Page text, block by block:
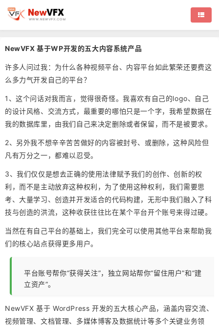
NewVFX 基于WP开发的五大内容系统产品
许多人问过我：为什么各种视频平台、内容平台如此繁荣还要费这
么多力气开发自己的平台？
1、这个问话对我而言，觉得很奇怪。我喜欢有自己的logo、自己
的设计风格、交流方式，最重要的哪怕只是一个字，我希望数据在
我的数据库里，由我们自己来决定删除或者保留，而不是被要求。
2、另外我不想辛辛苦苦做好的内容被封号、或删除，这种风险但
凡有万分之一，都难以忍受。
3、我们仅仅是想去正确的使用法律赋予我们的创作、创新的权
利，而不是主动放弃这种权利，为了使用这种权利，我们需要思
考、大量学习、创造并开发适合的代码构建，无形中我们融入了科
技与创造的洪流，这种收获往往比在某个平台开个账号来得过硬。
当然在有自己平台的基础上，我们完全可以使用其他平台来帮助我
们的核心站点获得更多用户。
平台账号帮你“获得关注”，独立网站帮你“留住用户”和“建
立资产”。
NewVFX 基于 WordPress 开发的五大核心产品，涵盖内容交流、
视频管理、文档管理、多媒体博客及数据统计等多个关键业务领